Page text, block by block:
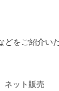
をご紹介い
ネット販売